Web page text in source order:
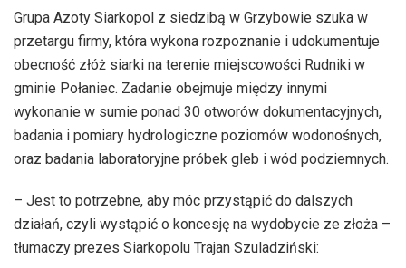
Grupa Azoty Siarkopol z siedzibą w Grzybowie szuka w
przetargu firmy, która wykona rozpoznanie i udokumentuje
obecność złóż siarki na terenie miejscowości Rudniki w
gminie Połaniec. Zadanie obejmuje między innymi
wykonanie w sumie ponad 30 otworów dokumentacyjnych,
badania i pomiary hydrologiczne poziomów wodonośnych,
oraz badania laboratoryjne próbek gleb i wód podziemnych.
– Jest to potrzebne, aby móc przystąpić do dalszych
działań, czyli wystąpić o koncesję na wydobycie ze złoża –
tłumaczy prezes Siarkopolu Trajan Szuladziński: